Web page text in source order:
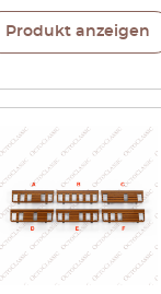
Produkt anzeigen